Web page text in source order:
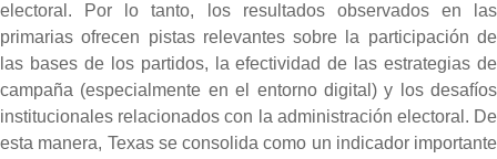
electoral. Por lo tanto, los resultados observados en las
primarias ofrecen pistas relevantes sobre la participación de
las bases de los partidos, la efectividad de las estrategias de
campaña (especialmente en el entorno digital) y los desafíos
institucionales relacionados con la administración electoral. De
esta manera, Texas se consolida como un indicador importante